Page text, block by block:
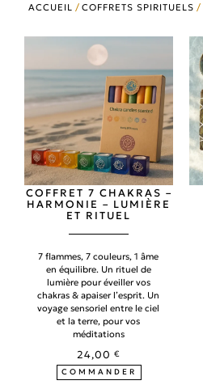
ACCUEIL / COFFRETS SPIRITUELS /
COFFRET 7 CHAKRAS –
HARMONIE – LUMIÈRE
ET RITUEL
7 flammes, 7 couleurs, 1 âme
en équilibre. Un rituel de
lumière pour éveiller vos
chakras & apaiser l’esprit. Un
voyage sensoriel entre le ciel
et la terre, pour vos
méditations
24,00 €
COMMANDER